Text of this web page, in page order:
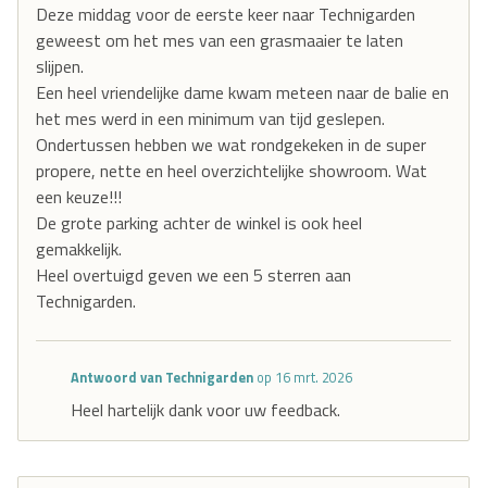
Deze middag voor de eerste keer naar Technigarden
geweest om het mes van een grasmaaier te laten
slijpen.
Een heel vriendelijke dame kwam meteen naar de balie en
het mes werd in een minimum van tijd geslepen.
Ondertussen hebben we wat rondgekeken in de super
propere, nette en heel overzichtelijke showroom. Wat
een keuze!!!
De grote parking achter de winkel is ook heel
gemakkelijk.
Heel overtuigd geven we een 5 sterren aan
Technigarden.
Antwoord van Technigarden op 16 mrt. 2026
Heel hartelijk dank voor uw feedback.